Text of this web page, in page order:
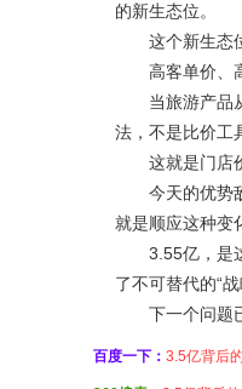
的新生态位。
这个新生态
高客单价、高
当旅游产品从
法，不是比价工
这就是门店价
今天的优势敌
就是顺应这种变
3.55亿，是这
了不可替代的“战
下一个问题已
百度一下： 3.5亿背后